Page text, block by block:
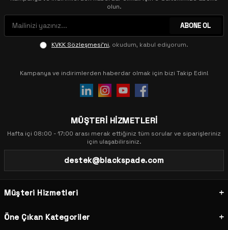
olun.
ABONE OL
KVKK Sözleşmesi'ni, okudum, kabul ediyorum.
Kampanya ve indirimlerden haberdar olmak için bizi Takip Edin!
MÜŞTERİ HİZMETLERİ
Hafta içi 08:00 - 17:00 arası merak ettiğiniz tüm sorular ve siparişleriniz
için ulaşabilirsiniz.
destek@blackspade.com
Müşteri Hizmetleri
Öne Çıkan Kategoriler